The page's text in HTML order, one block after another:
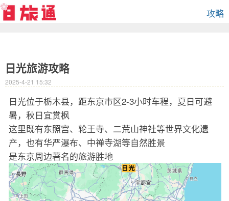
攻略
日光旅游攻略
2025-4-21 15:32
日光位于栃木县，距东京市区2-3小时车程，夏日可避
暑，秋日宜赏枫
这里既有东照宫、轮王寺、二荒山神社等世界文化遗
产，也有华严瀑布、中禅寺湖等自然胜景
是东京周边著名的旅游胜地